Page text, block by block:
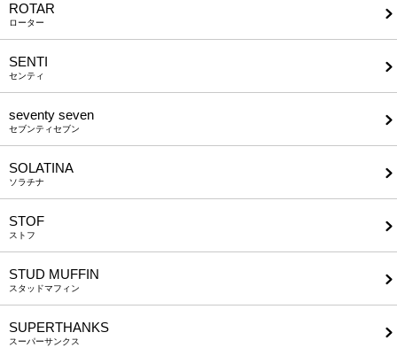
ROTAR
ローター
SENTI
センティ
seventy seven
セブンティセブン
SOLATINA
ソラチナ
STOF
ストフ
STUD MUFFIN
スタッドマフィン
SUPERTHANKS
スーパーサンクス